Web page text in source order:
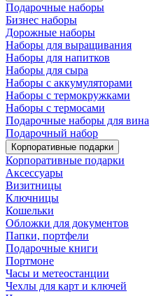
Подарочные наборы
Бизнес наборы
Дорожные наборы
Наборы для выращивания
Наборы для напитков
Наборы для сыра
Наборы с аккумуляторами
Наборы с термокружками
Наборы с термосами
Подарочные наборы для вина
Подарочный набор
Корпоративные подарки
Корпоративные подарки
Аксессуары
Визитницы
Ключницы
Кошельки
Обложки для документов
Папки, портфели
Подарочные книги
Портмоне
Часы и метеостанции
Чехлы для карт и ключей